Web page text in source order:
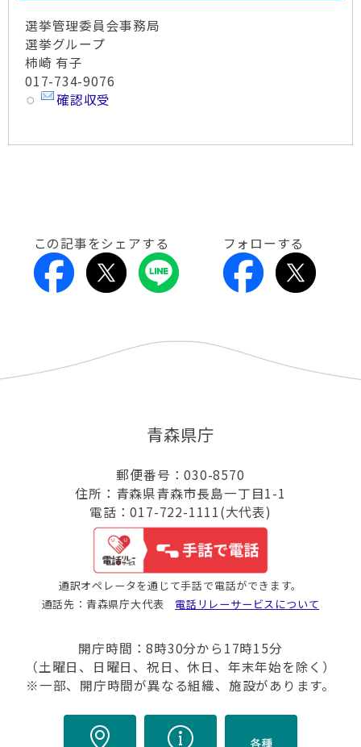
選挙管理委員会事務局
選挙グループ
柿崎 有子
017-734-9076
確認収受
この記事をシェアする フォローする
青森県庁
郵便番号：030-8570
住所：青森県青森市長島一丁目1-1
電話：017-722-1111(大代表)
通訳オペレータを通じて手話で電話ができます。
通話先：青森県庁大代表 電話リレーサービスについて
開庁時間：8時30分から17時15分
（土曜日、日曜日、祝日、休日、年末年始を除く）
※一部、開庁時間が異なる組織、施設があります。